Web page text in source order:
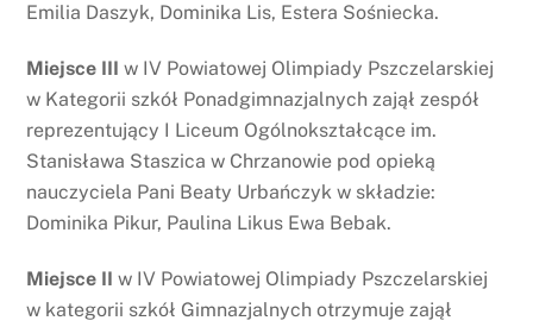
Emilia Daszyk, Dominika Lis, Estera Sośniecka.
Miejsce III w IV Powiatowej Olimpiady Pszczelarskiej
w Kategorii szkół Ponadgimnazjalnych zajął zespół
reprezentujący I Liceum Ogólnokształcące im.
Stanisława Staszica w Chrzanowie pod opieką
nauczyciela Pani Beaty Urbańczyk w składzie:
Dominika Pikur, Paulina Likus Ewa Bebak.
Miejsce IIw IV Powiatowej Olimpiady Pszczelarskiej
w kategorii szkół Gimnazjalnych otrzymuje zajął